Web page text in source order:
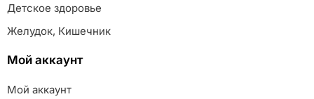
Детское здоровье
Желудок, Кишечник
Мой аккаунт
Мой аккаунт